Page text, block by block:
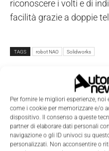
Per fornire le migliori esperienze,
come i cookie per memorizzare e/o
dispositivo. Il consenso a queste
partner di elaborare dati personali
navigazione o gli ID univoci su
personalizzati. Non acconsentire o
riconoscere i volti e di
facilità grazie a doppie
TAGS robot NAO Solidworks